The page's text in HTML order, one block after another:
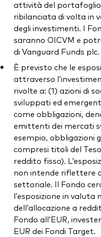
attività del
ribilanciata di volta in
degli investimenti. I
saranno OICVM e
di Vanguard Funds plc.
È previsto che le
attraverso
rivolte a: (1) azioni di
sviluppati ed
come obbligazioni,
emittenti dei mercati
esempio, obbligazioni
compresi titoli del
reddito fisso).
non intende riflettere
settoriale. Il Fondo
l’esposizione in valuta
dell’allocazione a
Fondo all’EUR,
EUR dei Fondi Target.